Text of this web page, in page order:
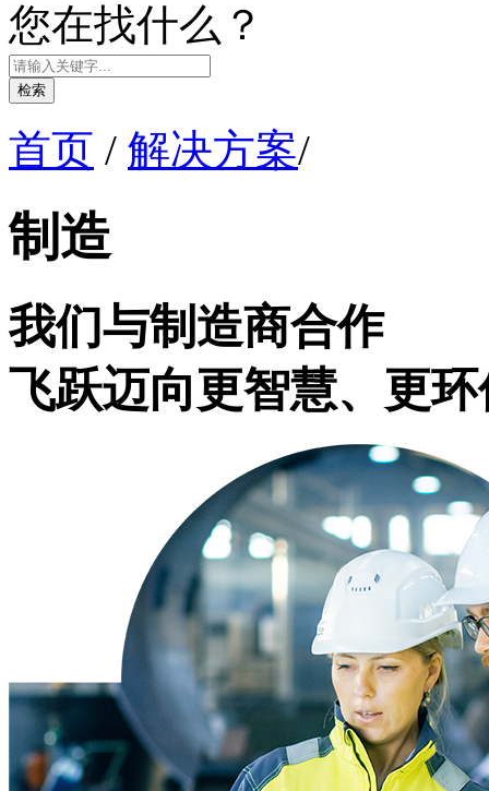
您在找什么？
检索
首页 / 解决方案/
制造
我们与制造商合作
飞跃迈向更智慧、更